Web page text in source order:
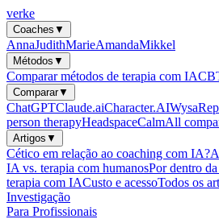
verke
Coaches ▼
AnnaJudithMarieAmandaMikkel
Métodos ▼
Comparar métodos de terapia com IA
Comparar▼
ChatGPTClaude.aiCharacter.AIWysa
person therapyHeadspaceCalmAll
Artigos ▼
Cético em relação ao coaching com IA?
IA vs. terapia com humanosPor dentro
terapia com IACusto e acessoTodos os
Investigação
Para Profissionais